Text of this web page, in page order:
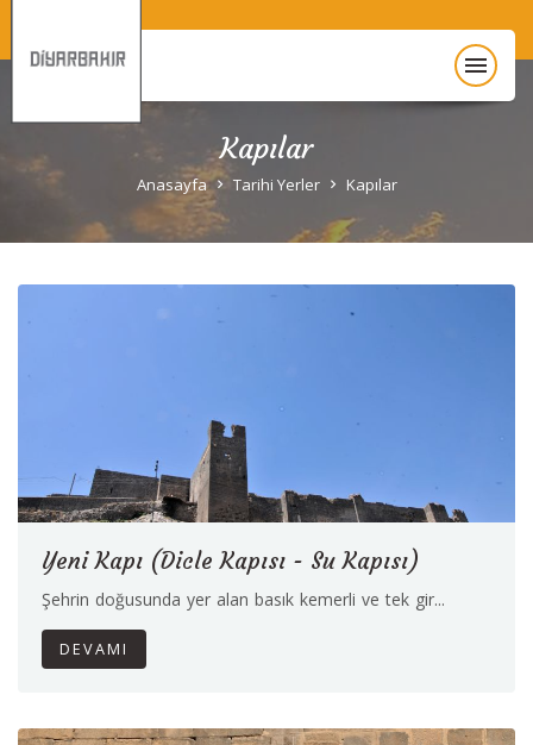
menu
Anasayfa
Diyarbakır Hakkında
Kapılar
Anasayfa Tarihi Yerler Kapılar
Yeni Kapı (Dicle Kapısı - Su Kapısı)
Şehrin doğusunda yer alan basık kemerli ve tek gir...
DEVAMI